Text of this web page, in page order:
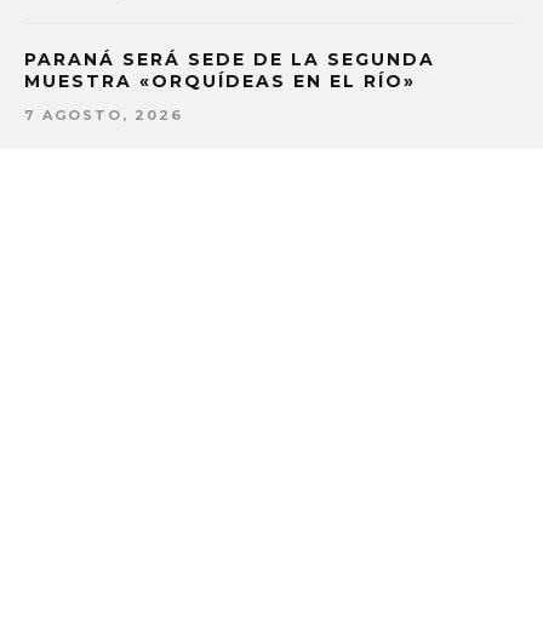
PARANÁ SERÁ SEDE DE LA SEGUNDA
MUESTRA «ORQUÍDEAS EN EL RÍO»
7 AGOSTO, 2026